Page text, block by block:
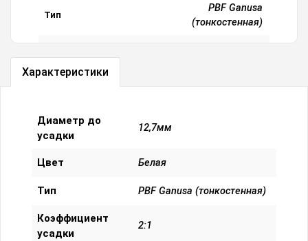
Тип
PBF Ganusa
(тонкостенная)
усадки
Характеристики
Диаметр до
усадки
12,7мм
Цвет Белая
Тип PBF Ganusa (тонкостенная)
Коэффициент
усадки
2:1